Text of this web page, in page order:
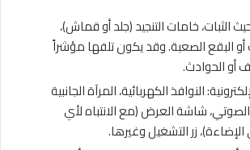
خامات التنجيد (جلد أو قماش)،
البقع الصعبة. وقد يكون تلفها مؤشراً
أو الحوادث.
النوافذ الكهربائية، المرآة الجانبية
الصوتي، شاشة العرض (مع الانتباه لأي
زر التشغيل وغيرها.